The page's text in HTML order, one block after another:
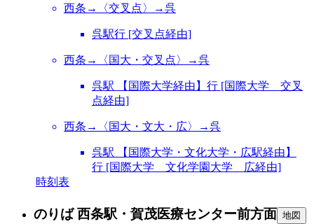
西条→〈交叉点〉→呉
呉駅行 [交叉点経由]
西条→〈国大・交叉点〉→呉
呉駅 【国際大学経由】行 [国際大学 交叉
点経由]
西条→〈国大・文大・広〉→呉
呉駅 【国際大学・文化大学・広駅経由】
行 [国際大学 文化学園大学 広経由]
時刻表
のりば 西条駅・賀茂医療センター前方面 地図